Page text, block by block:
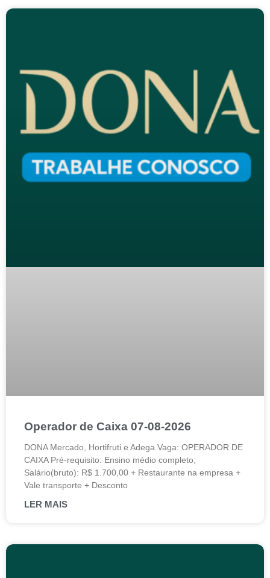
Operador de Caixa 07-08-2026
DONA Mercado, Hortifruti e Adega Vaga: OPERADOR DE
CAIXA Pré-requisito: Ensino médio completo;
Salário(bruto): R$ 1.700,00 + Restaurante na empresa +
Vale transporte + Desconto
LER MAIS